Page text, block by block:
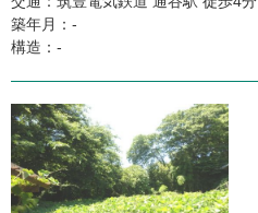
築年月：‐
構造：-